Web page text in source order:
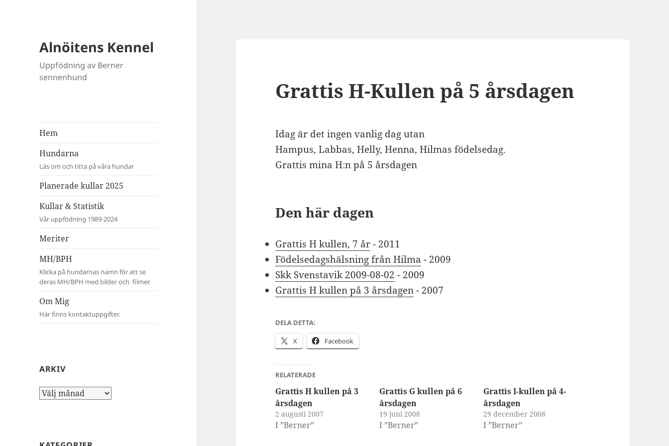
Alnöitens Kennel
Uppfödning av Berner
sennenhund
Hem
Hundarna
Läs om och titta på våra hundar
Planerade kullar 2025
Kullar & Statistik
Vår uppfödning 1989-2024
Meriter
MH/BPH
Klicka på hundarnas namn för att se
deras MH/BPH med bilder och filmer.
Om Mig
Här finns kontaktuppgifter.
ARKIV
Arkiv
Grattis H-Kullen på 5 årsdagen
Idag är det ingen vanlig dag utan
Hampus, Labbas, Helly, Henna, Hilmas födelsedag.
Grattis mina H:n på 5 årsdagen
Den här dagen
Grattis H kullen, 7 år- 2011
Födelsedagshälsning från Hilma - 2009
Skk Svenstavik 2009-08-02 - 2009
Grattis H kullen på 3 årsdagen- 2007
DELA DETTA:
X Facebook
RELATERADE
Grattis H kullen på 3
årsdagen
2 augusti 2007
I ”Berner”
Grattis G kullen på 6
årsdagen
19 juni 2008
I ”Berner”
Grattis I-kullen på 4-
årsdagen
29 december 2008
I ”Berner”